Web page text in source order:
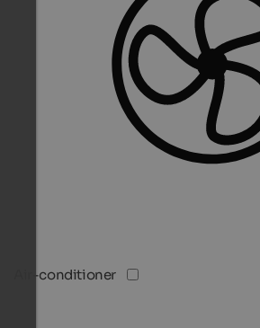
Air-conditioner